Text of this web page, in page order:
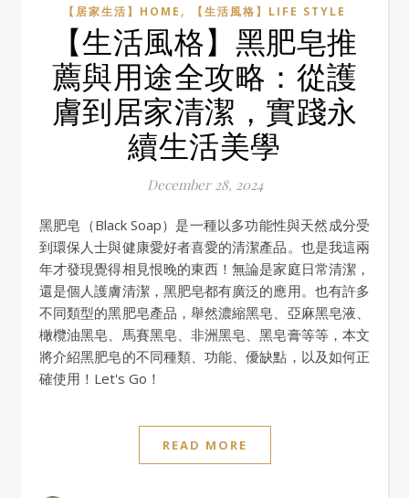
【居家生活】HOME , 【生活風格】LIFE STYLE
【生活風格】黑肥皂推
薦與用途全攻略：從護
膚到居家清潔，實踐永
續生活美學
December 28, 2024
黑肥皂（Black Soap）是一種以多功能性與天然成分受
到環保人士與健康愛好者喜愛的清潔產品。也是我這兩
年才發現覺得相見恨晚的東西！無論是家庭日常清潔，
還是個人護膚清潔，黑肥皂都有廣泛的應用。也有許多
不同類型的黑肥皂產品，舉然濃縮黑皂、亞麻黑皂液、
橄欖油黑皂、馬賽黑皂、非洲黑皂、黑皂膏等等，本文
將介紹黑肥皂的不同種類、功能、優缺點，以及如何正
確使用！Let's Go！
READ MORE